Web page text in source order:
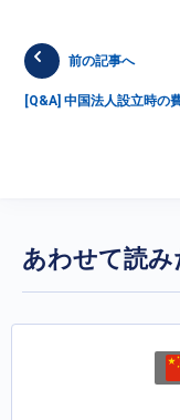
前の記事へ
[Q&A] 中国法人設立時の
あわせて読み